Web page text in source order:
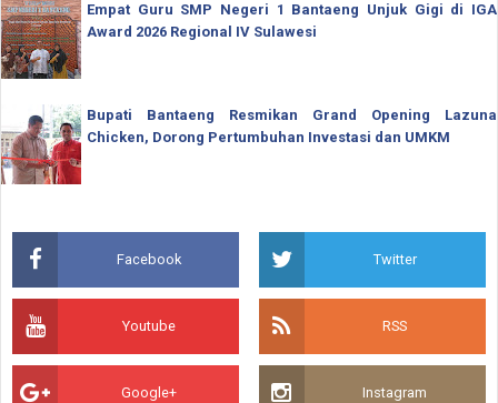
Empat Guru SMP Negeri 1 Bantaeng Unjuk Gigi di IGA
Award 2026 Regional IV Sulawesi
Bupati Bantaeng Resmikan Grand Opening Lazuna
Chicken, Dorong Pertumbuhan Investasi dan UMKM
Facebook Twitter
Youtube RSS
Google+ Instagram